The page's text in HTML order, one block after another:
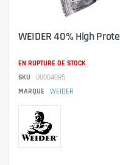
WEIDER 40% High
EN RUPTURE DE STOCK
SKU
00004085
MARQUE
WEIDER